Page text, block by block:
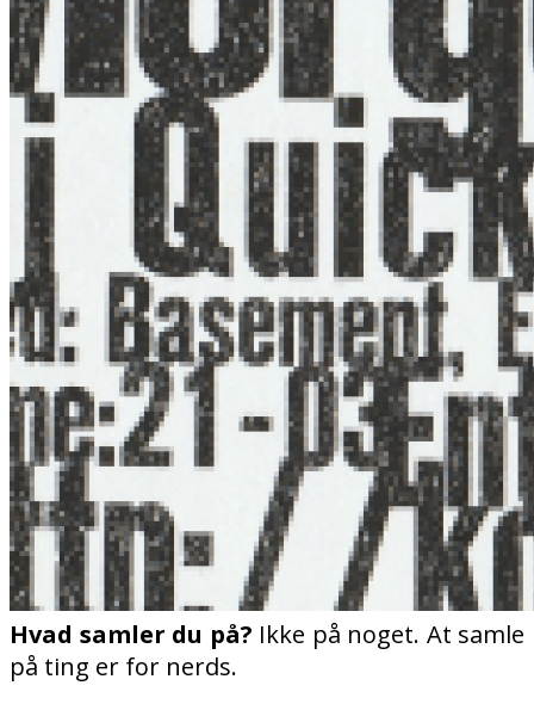
Hvad samler du på? Ikke på noget. At samle
på ting er for nerds.